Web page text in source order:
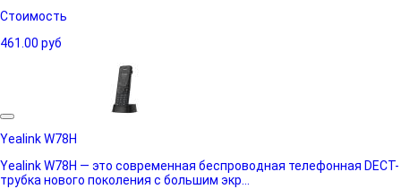
Стоимость
461.00 руб
Yealink W78H
Yealink W78H — это современная беспроводная телефонная DECT-
трубка нового поколения с большим экр...